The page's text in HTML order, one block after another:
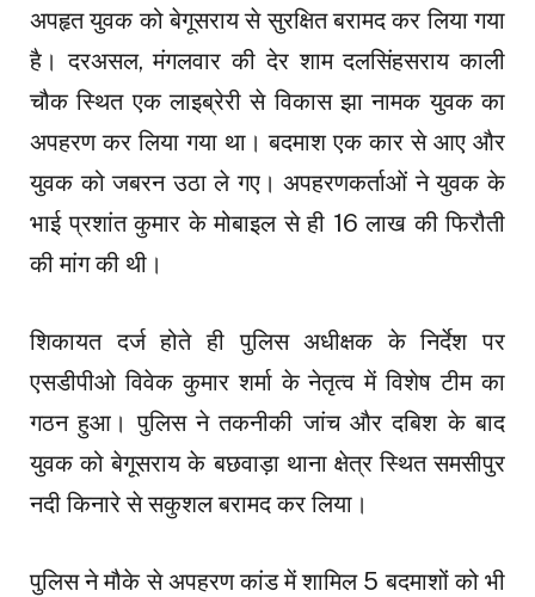
अपहृत युवक को बेगूसराय से सुरक्षित बरामद कर लिया गया
है। दरअसल, मंगलवार की देर शाम दलसिंहसराय काली
चौक स्थित एक लाइब्रेरी से विकास झा नामक युवक का
अपहरण कर लिया गया था। बदमाश एक कार से आए और
युवक को जबरन उठा ले गए। अपहरणकर्ताओं ने युवक के
भाई प्रशांत कुमार के मोबाइल से ही 16 लाख की फिरौती
की मांग की थी।
शिकायत दर्ज होते ही पुलिस अधीक्षक के निर्देश पर
एसडीपीओ विवेक कुमार शर्मा के नेतृत्व में विशेष टीम का
गठन हुआ। पुलिस ने तकनीकी जांच और दबिश के बाद
युवक को बेगूसराय के बछवाड़ा थाना क्षेत्र स्थित समसीपुर
नदी किनारे से सकुशल बरामद कर लिया।
पुलिस ने मौके से अपहरण कांड में शामिल 5 बदमाशों को भी